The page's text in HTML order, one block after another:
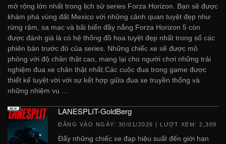
mở rộng lớn nhất trong lịch sử series Forza Horizon. Bạn sẽ được
khám phá vùng đất Mexico với những cảnh quan tuyệt đẹp như
rừng rậm, sa mạc và bãi biển đầy nắng.Forza Horizon 5 còn
được đánh giá là có hệ thống đồ họa tuyệt đẹp nhất trong số các
phiên bản trước đó của series. Những chiếc xe sẽ được mô
phỏng với độ chân thật cao, mang lại cho người chơi những trải
nghiệm đua xe chân thật nhất.Các cuộc đua trong game được
thiết kế tuyệt vời với sự kết hợp giữa đua xe truyền thống và
những nhiệm vụ ...
LANESPLIT-GoldBerg
ĐĂNG VÀO NGÀY: 30/01/2026 | LƯỢT XEM: 2,309
Đẩy những chiếc xe đạp hiệu suất đến giới hạn